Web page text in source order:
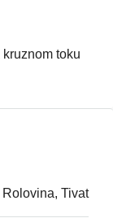
toku
Rolovina, Tivat